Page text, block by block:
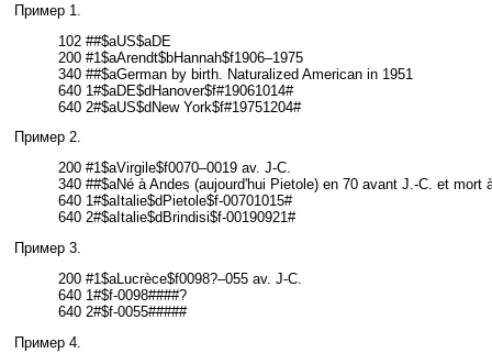
Пример 1.
102 ##$aUS$aDE
200 #1$aArendt$bHannah$f1906–1975
340 ##$aGerman by birth. Naturalized American in 1951
640 1#$aDE$dHanover$f#19061014#
640 2#$aUS$dNew York$f#19751204#
Пример 2.
200 #1$aVirgile$f0070–0019 av. J-C.
340 ##$aNé à Andes (aujourd'hui Pietole) en 70 avant J.-C. et mort
640 1#$aItalie$dPietole$f-00701015#
640 2#$aItalie$dBrindisi$f-00190921#
Пример 3.
200 #1$aLucrèce$f0098?–055 av. J-C.
640 1#$f-0098####?
640 2#$f-0055#####
Пример 4.